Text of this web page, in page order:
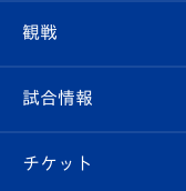
クラブ
試合情報
クラブ概要
観戦
観戦ルール
試合情報
試合日程/結果
チケット